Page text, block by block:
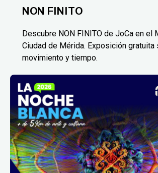
NON FINITO
Descubre NON FINITO de JoCa en el
Ciudad de Mérida. Exposición gratuita
movimiento y tiempo.